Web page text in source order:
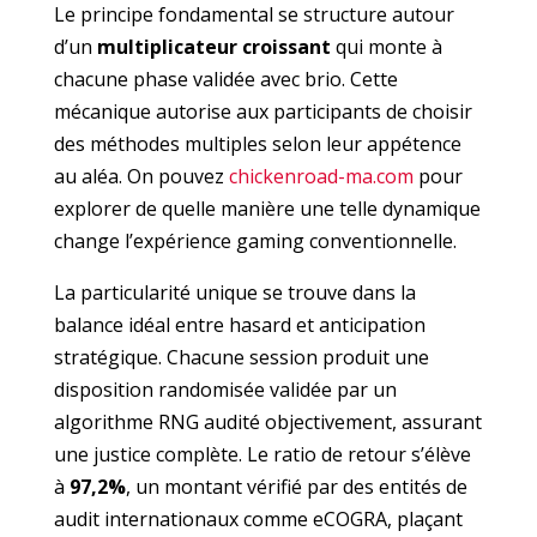
Le principe fondamental se structure autour
d’un multiplicateur croissant qui monte à
chacune phase validée avec brio. Cette
mécanique autorise aux participants de choisir
des méthodes multiples selon leur appétence
au aléa. On pouvez chickenroad-ma.com pour
explorer de quelle manière une telle dynamique
change l’expérience gaming conventionnelle.
La particularité unique se trouve dans la
balance idéal entre hasard et anticipation
stratégique. Chacune session produit une
disposition randomisée validée par un
algorithme RNG audité objectivement, assurant
une justice complète. Le ratio de retour s’élève
à 97,2%, un montant vérifié par des entités de
audit internationaux comme eCOGRA, plaçant